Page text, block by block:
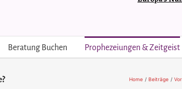
Beratung Buchen Prophezeiungen & Zeitgeist
Home Beiträge